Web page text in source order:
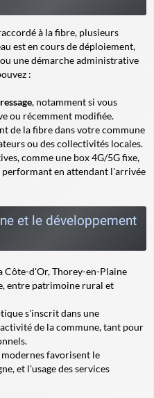
à la fibre, plusieurs
est en cours de déploiement,
une démarche administrative
:
, notamment si vous
ou récemment modifiée.
de la fibre dans votre commune
ou des collectivités locales.
comme une box 4G/5G fixe,
en attendant l'arrivée
et le développement
Côte-d'Or, Thorey-en-Plaine
entre patrimoine rural et
s'inscrit dans une
de la commune, tant pour
favorisent le
et l'usage des services